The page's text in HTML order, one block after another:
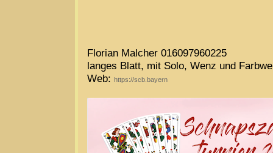
Florian Malcher 016097960225
langes Blatt, mit Solo, Wenz und
Web: https://scb.bayern